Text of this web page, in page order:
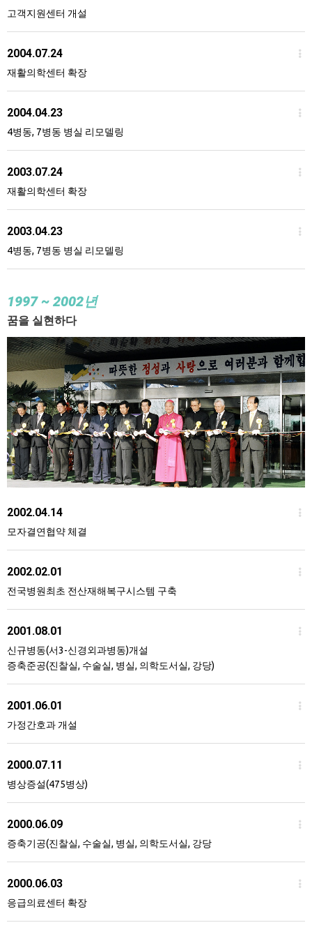
고객지원센터 개설
2004.07.24
재활의학센터 확장
2004.04.23
4병동, 7병동 병실 리모델링
2003.07.24
재활의학센터 확장
2003.04.23
4병동, 7병동 병실 리모델링
1997~ 2002년
꿈을 실현하다
2002.04.14
모자결연협약 체결
2002.02.01
전국병원최초 전산재해복구시스템 구축
2001.08.01
신규병동(서3-신경외과병동)개설
증축준공(진찰실, 수술실, 병실, 의학도서실, 강당)
2001.06.01
가정간호과 개설
2000.07.11
병상증설(475병상)
2000.06.09
증축기공(진찰실, 수술실, 병실, 의학도서실, 강당
2000.06.03
응급의료센터 확장